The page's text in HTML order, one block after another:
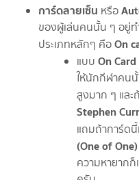
การ์ดลายเซ็น หรือ
ของผู้เล่นคนนั้น ๆ อยู่ท
ประเภทหลักๆ คือOn
แบบ On Card
ให้นักกีฬาคน
สูงมาก ๆ และ
Stephen
แถมถ้าการ์ด
(One of One)
ความหายาก